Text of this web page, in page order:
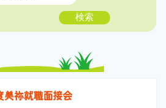
検索
美祢就職面接会